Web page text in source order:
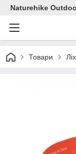
Naturehike
Товари